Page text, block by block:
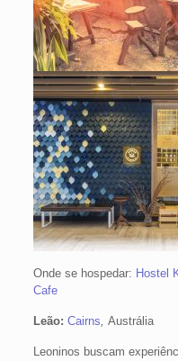
Onde se hospedar: Hostel
Cafe
Leão: Cairns, Austrália
Leoninos buscam